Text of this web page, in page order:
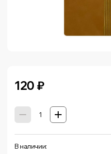
120 ₽
В наличии: